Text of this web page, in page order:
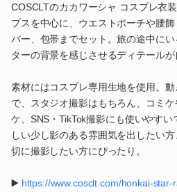
COSCLTのカカワーシャ コスプレ衣
プスを中心に、ウエストポーチや腰
バー、包帯までセット。旅の途中に
ターの背景を感じさせるディテールが
素材にはコスプレ専用生地を使用。
で、スタジオ撮影はもちろん、コミ
ケ、SNS・TikTok撮影にも使いやす
しい少し影のある雰囲気を出したい
切に撮影したい方にぴったり。
▶️ https://www.cosclt.com/honkai-star-